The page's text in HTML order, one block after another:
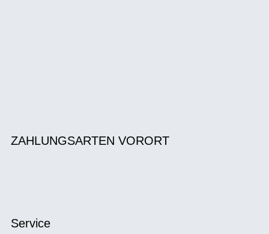
ZAHLUNGSARTEN VORORT
Service